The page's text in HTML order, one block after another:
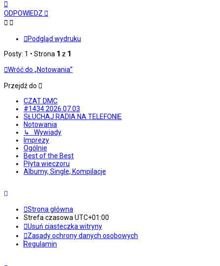
górę
ODPOWIEDZ
Podgląd wydruku
Posty: 1 • Strona 1 z 1
Wróć do „Notowania”
Przejdź do
CZAT DMC
#1434 2026.07.03
SŁUCHAJ RADIA NA TELEFONIE
Notowania
↳ Wywiady
Imprezy
Ogólnie
Best of the Best
Płyta wieczoru
Albumy, Single, Kompilacje
Strona główna
Strefa czasowaUTC+01:00
Usuń ciasteczka witryny
Zasady ochrony danych osobowych
Regulamin